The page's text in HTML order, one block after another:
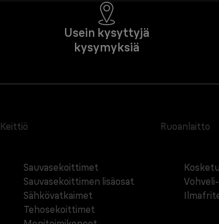
Usein kysyttyjä
kysymyksiä
Keittiö
Sauvasekoittimet
Sauvasekoittimen lisäosat
Sähkövatkaimet
Tehosekoittimet
Ruoanlaitto